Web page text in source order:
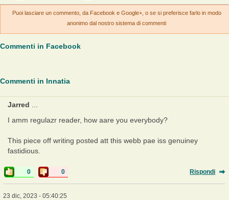
Puoi lasciare un commento, da Facebook e Google+, o se si preferisce farlo in modo
anonimo dal nostro sistema di commenti
Commenti in Facebook
Commenti in Innatia
Jarred
I amm regulazr reader, how aare you everybody?
This piece off writing posted att this webb pae iss genuiney
fastidious.
0 0 Rispondi
23 dic, 2023 - 05:40:25